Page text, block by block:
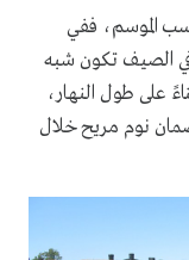
الموسم، ففي
في الصيف تكون شبه
على طول النهار،
نوم مريح خلال